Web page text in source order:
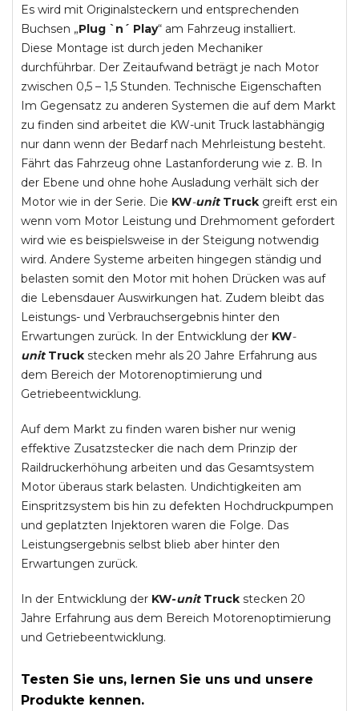
Es wird mit Originalsteckern und entsprechenden
Buchsen „Plug `n´ Play“ am Fahrzeug installiert.
Diese Montage ist durch jeden Mechaniker
durchführbar. Der Zeitaufwand beträgt je nach Motor
zwischen 0,5 – 1,5 Stunden. Technische Eigenschaften
Im Gegensatz zu anderen Systemen die auf dem Markt
zu finden sind arbeitet die KW-unit Truck lastabhängig
nur dann wenn der Bedarf nach Mehrleistung besteht.
Fährt das Fahrzeug ohne Lastanforderung wie z. B. In
der Ebene und ohne hohe Ausladung verhält sich der
Motor wie in der Serie. Die KW-unit Truck greift erst ein
wenn vom Motor Leistung und Drehmoment gefordert
wird wie es beispielsweise in der Steigung notwendig
wird. Andere Systeme arbeiten hingegen ständig und
belasten somit den Motor mit hohen Drücken was auf
die Lebensdauer Auswirkungen hat. Zudem bleibt das
Leistungs- und Verbrauchsergebnis hinter den
Erwartungen zurück. In der Entwicklung der KW-
unit Truck stecken mehr als 20 Jahre Erfahrung aus
dem Bereich der Motorenoptimierung und
Getriebeentwicklung.
Auf dem Markt zu finden waren bisher nur wenig
effektive Zusatzstecker die nach dem Prinzip der
Raildruckerhöhung arbeiten und das Gesamtsystem
Motor überaus stark belasten. Undichtigkeiten am
Einspritzsystem bis hin zu defekten Hochdruckpumpen
und geplatzten Injektoren waren die Folge. Das
Leistungsergebnis selbst blieb aber hinter den
Erwartungen zurück.
In der Entwicklung der KW-unitTruck stecken 20
Jahre Erfahrung aus dem Bereich Motorenoptimierung
und Getriebeentwicklung.
Testen Sie uns, lernen Sie uns und unsere
Produkte kennen.